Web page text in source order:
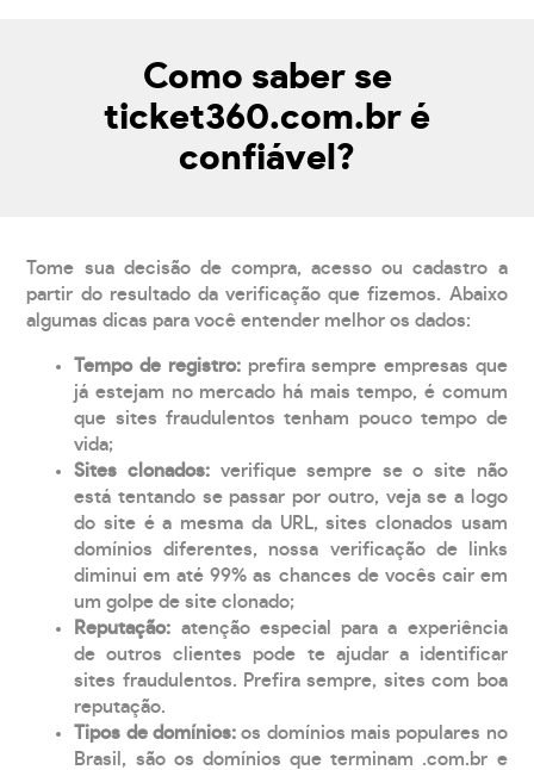
Como saber se
ticket360.com.br é
confiável?
Tome sua decisão de compra, acesso ou cadastro a
partir do resultado da verificação que fizemos. Abaixo
algumas dicas para você entender melhor os dados:
Tempo de registro: prefira sempre empresas que
já estejam no mercado há mais tempo, é comum
que sites fraudulentos tenham pouco tempo de
vida;
Sites clonados: verifique sempre se o site não
está tentando se passar por outro, veja se a logo
do site é a mesma da URL, sites clonados usam
domínios diferentes, nossa verificação de links
diminui em até 99% as chances de vocês cair em
um golpe de site clonado;
Reputação: atenção especial para a experiência
de outros clientes pode te ajudar a identificar
sites fraudulentos. Prefira sempre, sites com boa
reputação.
Tipos de domínios:os domínios mais populares no
Brasil, são os domínios que terminam .com.br e